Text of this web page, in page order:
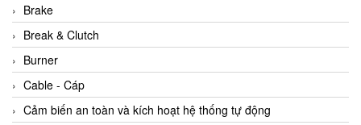
Brake
Break & Clutch
Burner
Cable - Cáp
Cảm biến an toàn và kích hoạt hệ thống tự động